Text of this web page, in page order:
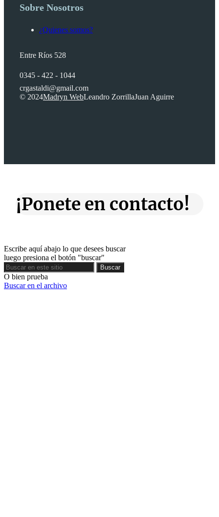
Sobre Nosotros
¿Quienes somos?
Entre Ríos 528
0345 - 422 - 1044
crgastaldi@gmail.com
© 2024Madryn WebLeandro ZorrillaJuan Aguirre
¡Ponete en contacto!
Escribe aquí abajo lo que desees buscar
luego presiona el botón "buscar"
Buscar
Buscar
O bien prueba
Buscar en el archivo